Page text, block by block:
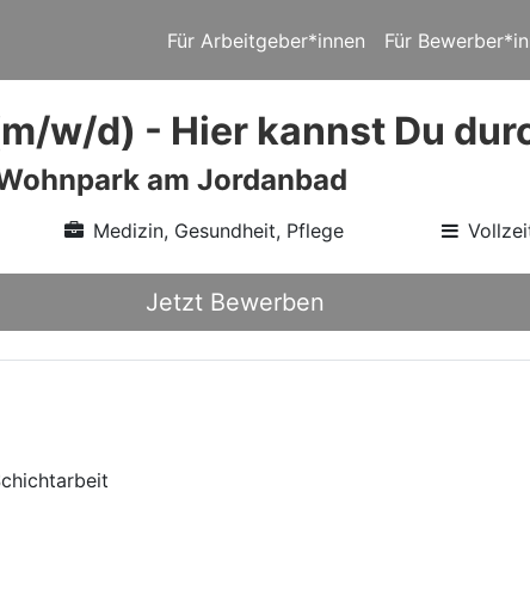
Für Arbeitgeber*innen Für
w/d) - Hier kannst Du
am Jordanbad
Medizin, Gesundheit, Pflege
Jetzt Bewerben